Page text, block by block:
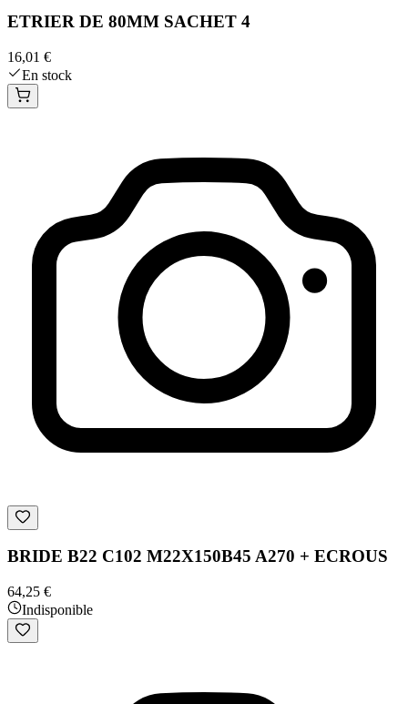
ETRIER DE 80MM SACHET 4
16,01 €
En stock
BRIDE B22 C102 M22X150B45 A270 + ECROUS
64,25 €
Indisponible